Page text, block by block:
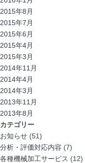
2015年8月
2015年7月
2015年6月
2015年4月
2015年3月
2014年11月
2014年4月
2014年3月
2013年11月
2013年8月
カテゴリー
お知らせ (51)
分析・評価対応内容 (7)
各種機械加工サービス (12)